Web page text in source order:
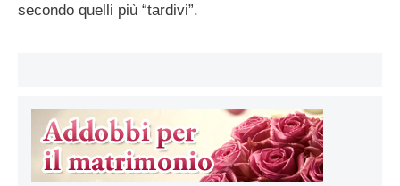
secondo quelli più “tardivi”.